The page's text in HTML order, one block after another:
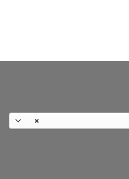
لهذا
الخيارات
×